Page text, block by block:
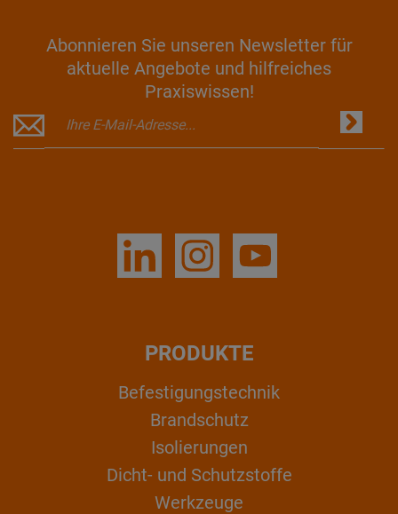
Abonnieren Sie unseren Newsletter für
aktuelle Angebote und hilfreiches
Praxiswissen!
PRODUKTE
Befestigungstechnik
Brandschutz
Isolierungen
Dicht- und Schutzstoffe
Werkzeuge